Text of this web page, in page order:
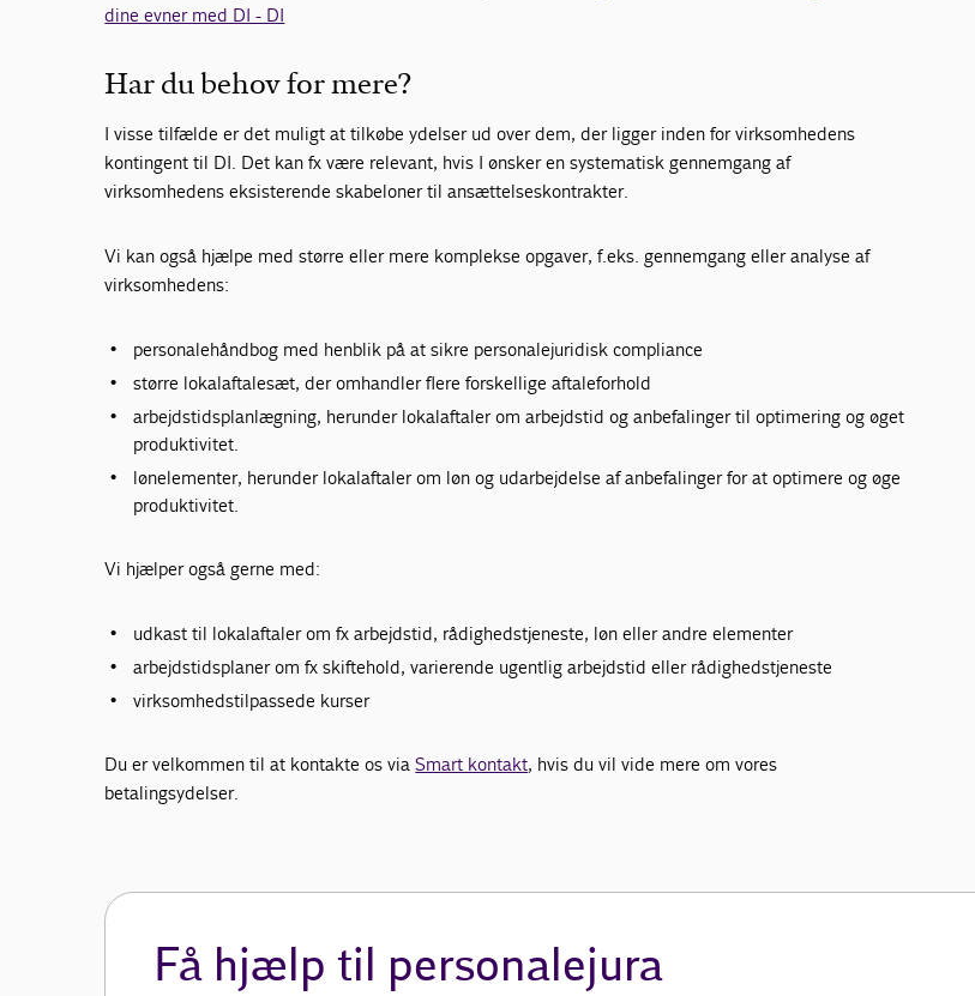
dine evner med DI - DI
Har du behov for mere?
I visse tilfælde er det muligt at tilkøbe ydelser ud over dem, der ligger inden for virksomhedens
kontingent til DI. Det kan fx være relevant, hvis I ønsker en systematisk gennemgang af
virksomhedens eksisterende skabeloner til ansættelseskontrakter.
Vi kan også hjælpe med større eller mere komplekse opgaver, f.eks. gennemgang eller analyse af
virksomhedens:
personalehåndbog med henblik på at sikre personalejuridisk compliance
større lokalaftalesæt, der omhandler flere forskellige aftaleforhold
arbejdstidsplanlægning, herunder lokalaftaler om arbejdstid og anbefalinger til optimering og øget
produktivitet.
lønelementer, herunder lokalaftaler om løn og udarbejdelse af anbefalinger for at optimere og øge
produktivitet.
Vi hjælper også gerne med:
udkast til lokalaftaler om fx arbejdstid, rådighedstjeneste, løn eller andre elementer
arbejdstidsplaner om fx skiftehold, varierende ugentlig arbejdstid eller rådighedstjeneste
virksomhedstilpassede kurser
Du er velkommen til at kontakte os viaSmart kontakt, hvis du vil vide mere om vores
betalingsydelser.
Få hjælp til personalejura